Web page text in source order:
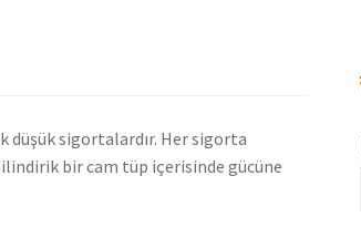
sigortalardır. Her sigorta
bir cam tüp içerisinde gücüne